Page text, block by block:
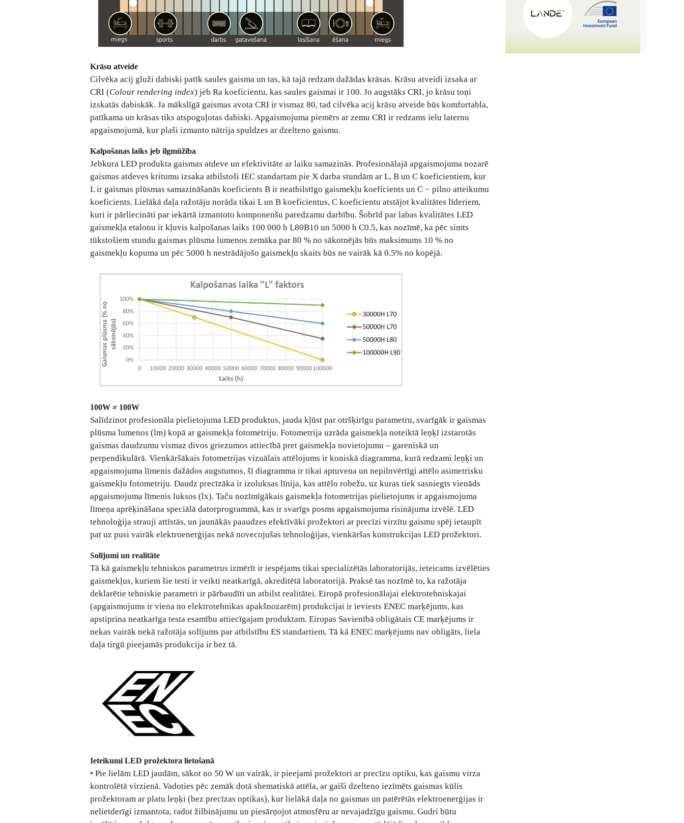
Krāsu atveide
Cilvēka acij gluži dabiski patīk saules gaisma un tas, kā tajā redzam dažādas krāsas. Krāsu atveidi izsaka ar
CRI (Colour rendering index) jeb Ra koeficientu, kas saules gaismai ir 100. Jo augstāks CRI, jo krāsu toņi
izskatās dabiskāk. Ja mākslīgā gaismas avota CRI ir vismaz 80, tad cilvēka acij krāsu atveide būs komfortabla,
patīkama un krāsas tiks atspoguļotas dabiski. Apgaismojuma piemērs ar zemu CRI ir redzams ielu laternu
apgaismojumā, kur plaši izmanto nātrija spuldzes ar dzelteno gaismu.
Kalpošanas laiks jeb ilgmūžība
Jebkura LED produkta gaismas atdeve un efektivitāte ar laiku samazinās. Profesionālajā apgaismojuma nozarē
gaismas atdeves kritumu izsaka atbilstoši IEC standartam pie X darba stundām ar L, B un C koeficientiem, kur
L ir gaismas plūsmas samazināšanās koeficients B ir neatbilstīgo gaismekļu koeficients un C − pilno atteikumu
koeficients. Lielākā daļa ražotāju norāda tikai L un B koeficientus, C koeficientu atstājot kvalitātes līderiem,
kuri ir pārliecināti par iekārtā izmantoto komponenšu paredzamu darbību. Šobrīd par labas kvalitātes LED
gaismekļa etalonu ir kļuvis kalpošanas laiks 100 000 h L80B10 un 5000 h C0.5, kas nozīmē, ka pēc simts
tūkstošiem stundu gaismas plūsma lumenos zemāka par 80 % no sākotnējās būs maksimums 10 % no
gaismekļu kopuma un pēc 5000 h nestrādājošo gaismekļu skaits būs ne vairāk kā 0.5% no kopējā.
100W ≠ 100W
Salīdzinot profesionāla pielietojuma LED produktus, jauda kļūst par otršķirīgu parametru, svarīgāk ir gaismas
plūsma lumenos (lm) kopā ar gaismekļa fotometriju. Fotometrija uzrāda gaismekļa noteiktā leņķī izstarotās
gaismas daudzumu vismaz divos griezumos attiecībā pret gaismekļa novietojumu – gareniskā un
perpendikulārā. Vienkāršākais fotometrijas vizuālais attēlojums ir koniskā diagramma, kurā redzami leņķi un
apgaismojuma līmenis dažādos augstumos, šī diagramma ir tikai aptuvena un nepilnvērtīgi attēlo asimetrisku
gaismekļu fotometriju. Daudz precīzāka ir izoluksas līnija, kas attēlo robežu, uz kuras tiek sasniegts vienāds
apgaismojuma līmenis luksos (lx). Taču nozīmīgākais gaismekļa fotometrijas pielietojums ir apgaismojuma
līmeņa aprēķināšana speciālā datorprogrammā, kas ir svarīgs posms apgaismojuma risinājuma izvēlē. LED
tehnoloģija strauji attīstās, un jaunākās paaudzes efektīvāki prožektori ar precīzi virzītu gaismu spēj ietaupīt
pat uz pusi vairāk elektroenerģijas nekā novecojušas tehnoloģijas, vienkāršas konstrukcijas LED prožektori.
Solījumi un realitāte
Tā kā gaismekļu tehniskos parametrus izmērīt ir iespējams tikai specializētās laboratorijās, ieteicams izvēlēties
gaismekļus, kuriem šie testi ir veikti neatkarīgā, akreditētā laboratorijā. Praksē tas nozīmē to, ka ražotāja
deklarētie tehniskie parametri ir pārbaudīti un atbilst realitātei. Eiropā profesionālajai elektrotehniskajai
(apgaismojums ir viena no elektrotehnikas apakšnozarēm) produkcijai ir ieviests ENEC marķējums, kas
apstiprina neatkarīga testa esamību attiecīgajam produktam. Eiropas Savienībā obligātais CE marķējums ir
nekas vairāk nekā ražotāja solījums par atbilstību ES standartiem. Tā kā ENEC marķējums nav obligāts, liela
daļa tirgū pieejamās produkcija ir bez tā.
Ieteikumi LED prožektora lietošanā
• Pie lielām LED jaudām, sākot no 50 W un vairāk, ir pieejami prožektori ar precīzu optiku, kas gaismu virza
kontrolētā virzienā. Vadoties pēc zemāk dotā shematiskā attēla, ar gaiši dzelteno iezīmēts gaismas kūlis
prožektoram ar platu leņķi (bez precīzas optikas), kur lielākā daļa no gaismas un patērētās elektroenerģijas ir
nelietderīgi izmantota, radot žilbinājumu un piesārņojot atmosfēru ar nevajadzīgu gaismu. Gudri būtu